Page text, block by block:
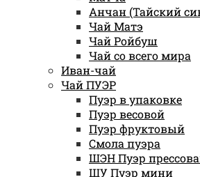
Анчан (Тайский
Чай Матэ
Чай Ройбуш
Чай со всего мира
Иван-чай
Чай ПУЭР
Пуэр в упаковке
Пуэр весовой
Пуэр фруктовый
Смола пуэра
ШЭН Пуэр
ШУ Пуэр мини